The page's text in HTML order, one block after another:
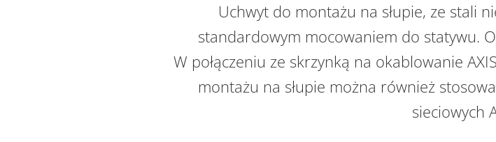
Uchwyt do montażu na słupie, ze stali
standardowym mocowaniem do statywu.
W połączeniu ze skrzynką na okablowanie
montażu na słupie można również
sieciowych